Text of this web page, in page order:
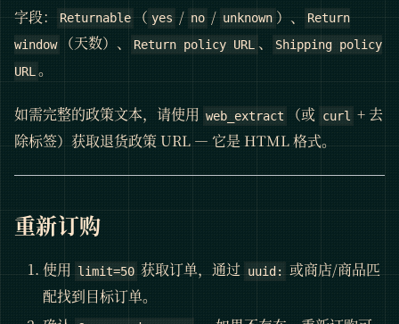
字段： Returnable （ yes / no / unknown ）、
Return
window
（天数）、 Return policy URL 、
Shipping policy
URL 。
如需完整的政策文本，请使用 web_extract （或 curl
+ 去
除标签）获取退货政策 URL — 它是 HTML 格式。
重新订购
使用 limit=50 获取订单，通过 uuid: 或商店/商品匹
配找到目标订单。